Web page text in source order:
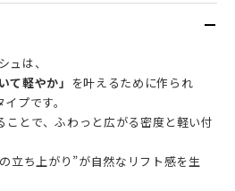
ュは、
て軽やか」 を叶えるために作られ
プです。
とで、ふわっと広がる密度と軽い付
立ち上がり”が自然なリフト感を生